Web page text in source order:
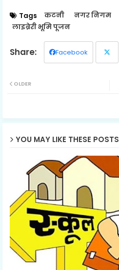
Tags कटनी नगर निगम
लाइब्रेरी भूमि पूजन
Facebook
OLDER
YOU MAY LIKE THESE POSTS